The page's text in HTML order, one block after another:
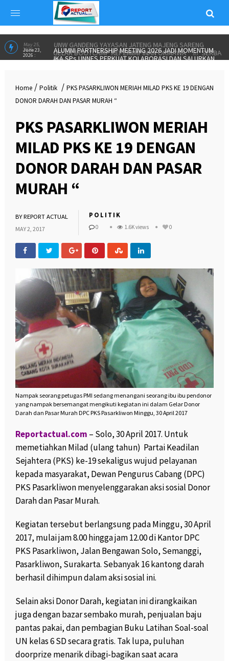
May 25,
2026 :
UNW GANDENG YAYASAN JATENG MAJENG SARENG
GELAR BOOTCAMP KEPEMIMPINAN ORMAWAin SERBA
SERBI
Home / Politik / PKS PASARKLIWON MERIAH MILAD PKS KE 19 DENGAN
DONOR DARAH DAN PASAR MURAH “
PKS PASARKLIWON MERIAH
MILAD PKS KE 19 DENGAN
DONOR DARAH DAN PASAR
MURAH “
BYREPORT ACTUAL
MAY 2, 2017
POLITIK
0 1.6K views 0
Nampak seorang petugas PMI sedang menangani seorang ibu ibu pendonor
yang nampak bersemangat mengikuti kegiatan ini dalam Gelar Donor
Darah dan Pasar Murah DPC PKS Pasarkliwon Minggu, 30 April 2017
Reportactual.com – Solo, 30 April 2017. Untuk
memetiahkan Milad (ulang tahun) Partai Keadilan
Sejahtera (PKS) ke-19 sekaligus wujud pelayanan
kepada masyarakat, Dewan Pengurus Cabang (DPC)
PKS Pasarkliwon menyelenggarakan aksi sosial Donor
Darah dan Pasar Murah.
Kegiatan tersebut berlangsung pada Minggu, 30 April
2017, mulai jam 8.00 hingga jam 12.00 di Kantor DPC
PKS Pasarkliwon, Jalan Bengawan Solo, Semanggi,
Pasarkliwon, Surakarta. Sebanyak 16 kantong darah
berhasil dihimpun dalam aksi sosial ini.
Selain aksi Donor Darah, kegiatan ini dirangkaikan
juga dengan bazar sembako murah, penjualan baju
pantas pakai, dan pembagian Buku Latihan Soal-soal
UN kelas 6 SD secara gratis. Tak lupa, puluhan
doorprize menarik dibagi-bagikan saat acara